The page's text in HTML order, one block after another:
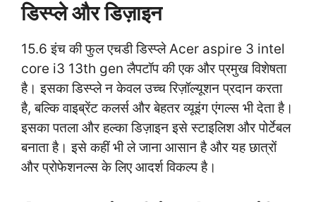
डिस्प्ले और डिज़ाइन
15.6 इंच की फुल एचडी डिस्प्ले Acer aspire 3 intel
core i3 13th gen लैपटॉप की एक और प्रमुख विशेषता
है। इसका डिस्प्ले न केवल उच्च रिज़ॉल्यूशन प्रदान करता
है, बल्कि वाइब्रेंट कलर्स और बेहतर व्यूइंग एंगल्स भी देता है।
इसका पतला और हल्का डिज़ाइन इसे स्टाइलिश और पोर्टेबल
बनाता है। इसे कहीं भी ले जाना आसान है और यह छात्रों
और प्रोफेशनल्स के लिए आदर्श विकल्प है।